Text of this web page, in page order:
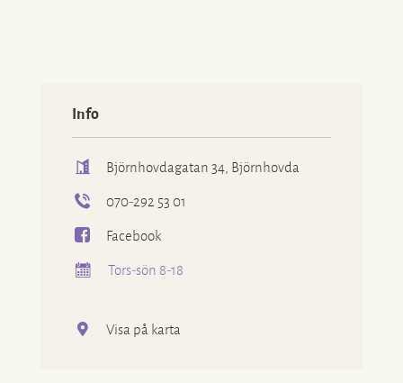
Info
Björnhovdagatan 34, Björnhovda
070-292 53 01
Facebook
Tors-sön 8-18
Visa på karta